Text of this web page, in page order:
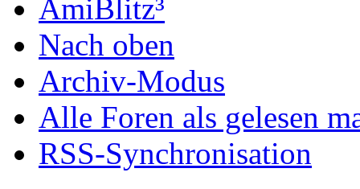
AmiBlitz³
Nach oben
Archiv-Modus
Alle Foren als gelesen
RSS-Synchronisation